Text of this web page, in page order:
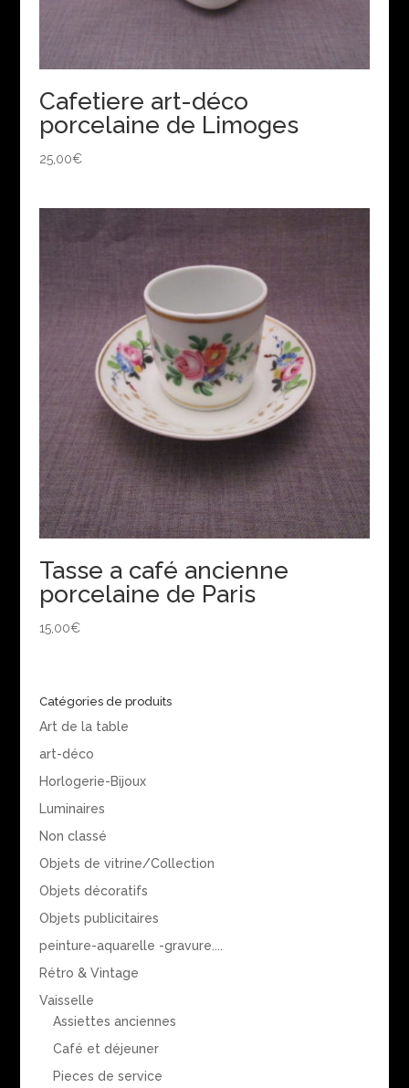
Cafetiere art-déco
porcelaine de Limoges
25,00€
Tasse a café ancienne
porcelaine de Paris
15,00€
Catégories de produits
Art de la table
art-déco
Horlogerie-Bijoux
Luminaires
Non classé
Objets de vitrine/Collection
Objets décoratifs
Objets publicitaires
peinture-aquarelle -gravure....
Rétro & Vintage
Vaisselle
Assiettes anciennes
Café et déjeuner
Pieces de service